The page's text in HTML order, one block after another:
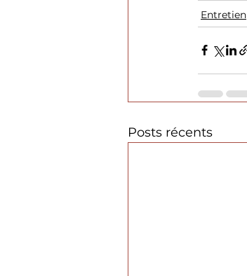
Entretien
Posts récents